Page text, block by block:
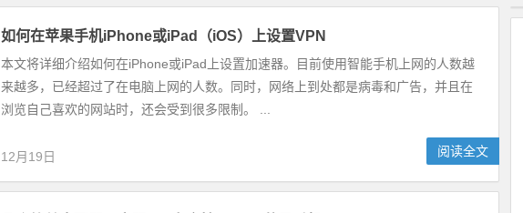
如何在苹果手机iPhone或iPad（iOS）上设置VPN
本文将详细介绍如何在iPhone或iPad上设置加速器。目前使用智能手机上网的人数越
来越多，已经超过了在电脑上网的人数。同时，网络上到处都是病毒和广告，并且在
浏览自己喜欢的网站时，还会受到很多限制。 ...
12月19日 阅读全文